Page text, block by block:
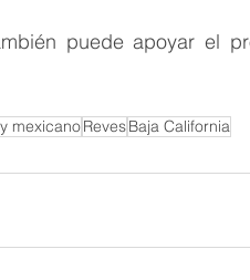
puede apoyar el
mexicanoRevesBaja California